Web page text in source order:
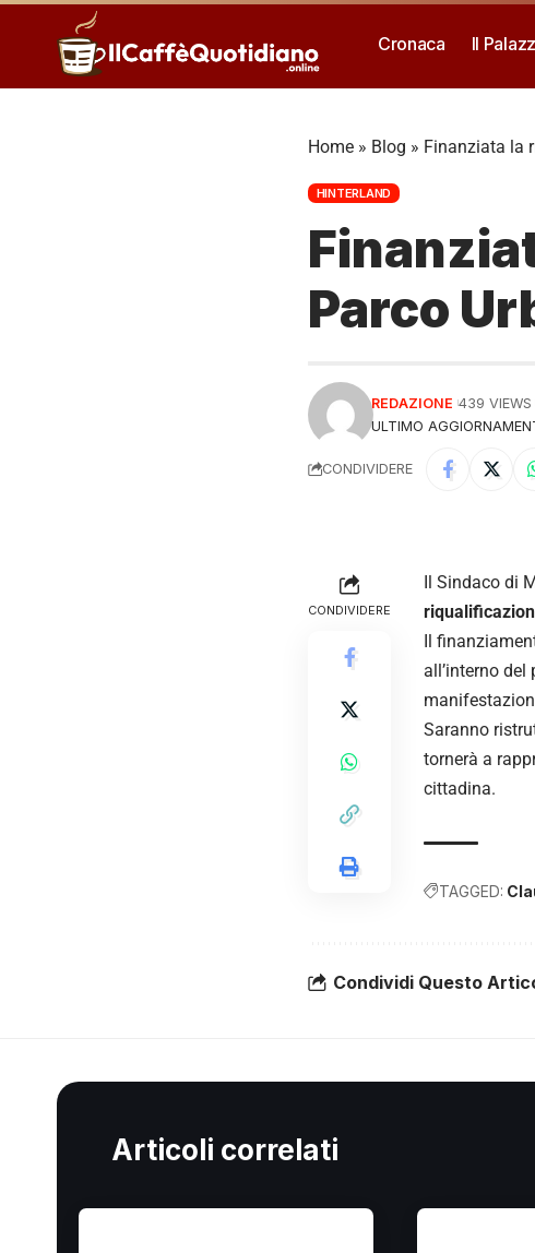
Cronaca Il
Home » Blog » Finanziata la
HINTERLAND
Parco
ULTIMO
REDAZIONE 439 VIEWS
CONDIVIDERE
CONDIVIDERE
Il Sindaco di
Il
all’interno
Saranno
tornerà a
cittadina.
TAGGED:
Condividi Questo
Articoli correlati